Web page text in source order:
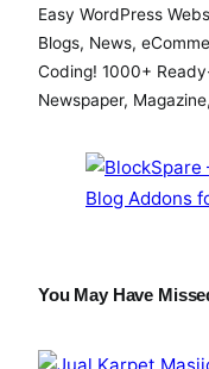
Easy WordPress
Blogs, News,
Coding! 1000+
Newspaper,
You May Have